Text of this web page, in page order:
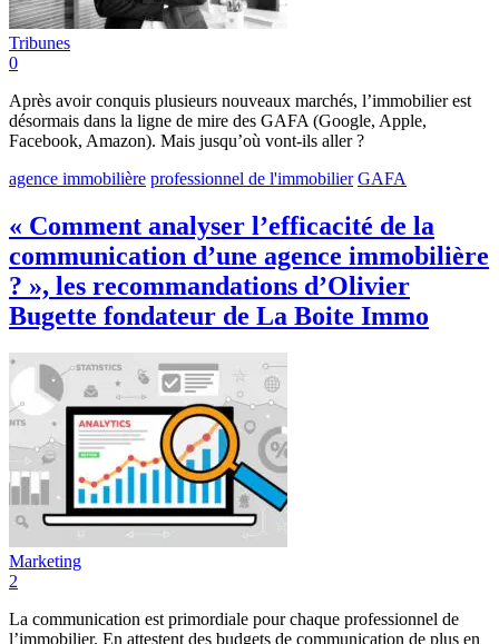
Tribunes
0
Après avoir conquis plusieurs nouveaux marchés, l’immobilier est
désormais dans la ligne de mire des GAFA (Google, Apple,
Facebook, Amazon). Mais jusqu’où vont-ils aller ?
agence immobilière professionnel de l'immobilier GAFA
« Comment analyser l’efficacité de la
communication d’une agence immobilière
? », les recommandations d’Olivier
Bugette fondateur de La Boite Immo
Marketing
2
La communication est primordiale pour chaque professionnel de
l’immobilier. En attestent des budgets de communication de plus en